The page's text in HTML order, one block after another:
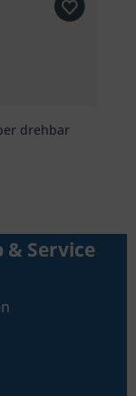
drehbar
& Service